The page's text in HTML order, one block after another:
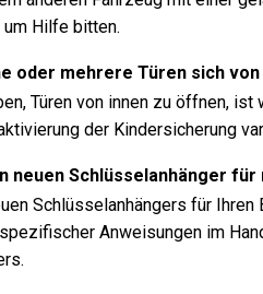
Hilfe bitten.
oder mehrere Türen sich
Türen von innen zu öffnen,
der Kindersicherung
neuen Schlüsselanhänger für
Schlüsselanhängers für
Anweisungen im